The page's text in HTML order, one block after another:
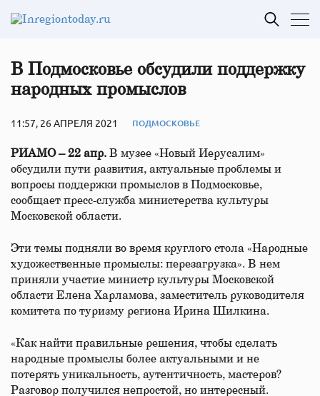
В Подмосковье обсудили поддержку
народных промыслов
11:57, 26 АПРЕЛЯ 2021 ПОДМОСКОВЬЕ
РИАМО – 22 апр. В музее «Новый Иерусалим»
обсудили пути развития, актуальные проблемы и
вопросы поддержки промыслов в Подмосковье,
сообщает пресс-служба министерства культуры
Московской области.
Эти темы подняли во время круглого стола «Народные
художественные промыслы: перезагрузка». В нем
приняли участие министр культуры Московской
области Елена Харламова, заместитель руководителя
комитета по туризму региона Ирина Шилкина.
«Как найти правильные решения, чтобы сделать
народные промыслы более актуальными и не
потерять уникальность, аутентичность, мастеров?
Разговор получился непростой, но интересный.